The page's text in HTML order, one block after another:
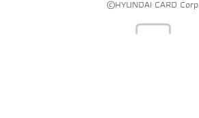
©HYUNDAI CARD Corp.